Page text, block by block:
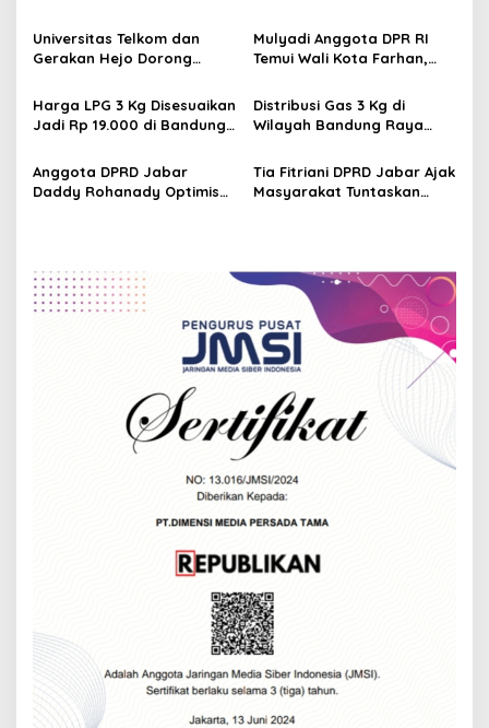
g
a
t
i
o
n
melalui Ranperda
Lingkungan Hidup
Penataan Pesisir Jawa
Barat
Universitas Telkom dan
Gerakan Hejo Dorong
Sampah Berkelanjutan
Mulyadi Anggota DPR RI
Temui Wali Kota Farhan,
Sampah Kota Bandung
Secara Komprehensif
Harga LPG 3 Kg Disesuaikan
Jadi Rp 19.000 di Bandung
Stok Aman dan
Pengawasan Diperketat
Distribusi Gas 3 Kg di
Wilayah Bandung Raya
Aparat Diminta Awasi
Pangkalan Nakal
Anggota DPRD Jabar
Daddy Rohanady Optimis
Tia Fitriani DPRD Jabar Ajak
Masyarakat Tuntaskan